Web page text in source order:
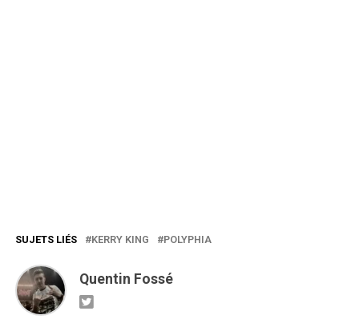
SUJETS LIÉS KERRY KING POLYPHIA
Quentin Fossé